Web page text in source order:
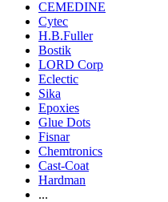
CEMEDINE
Cytec
H.B.Fuller
Bostik
LORD Corp
Eclectic
Sika
Epoxies
Glue Dots
Fisnar
Chemtronics
Cast-Coat
Hardman
...